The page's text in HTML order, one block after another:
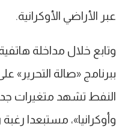
عبر الأراضي الأوكرانية.
وتابع خلال مداخلة
ببرنامج «صالة التحرير»
النفط تشهد متغيرات
وأوكرانيا»، مستبعدا